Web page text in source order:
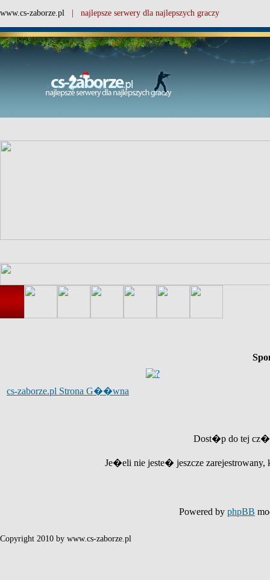
www.cs-zaborze.pl | najlepsze serwery dla najlepszych graczy
cs-zaborze.pl Strona G��wna
Dost�p do tej
Je�eli nie jeste� jeszcze
Powered by phpBB
Copyright 2010 by www.cs-zaborze.pl